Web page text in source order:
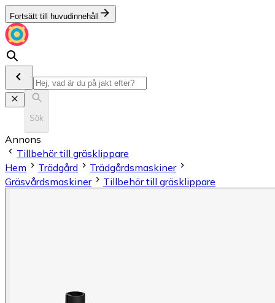
Fortsätt till huvudinnehåll
Sök
Annons
Tillbehör till gräsklippare
Hem
Trädgård
Trädgårdsmaskiner
Gräsvårdsmaskiner
Tillbehör till gräsklippare